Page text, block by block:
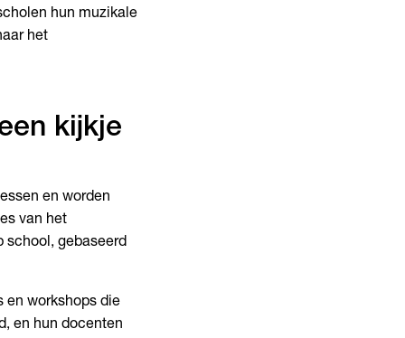
hun muzikale
het
kijkje
en worden
van het
school, gebaseerd
en workshops die
en hun docenten